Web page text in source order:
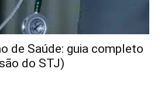
de Saúde: guia completo
do STJ)